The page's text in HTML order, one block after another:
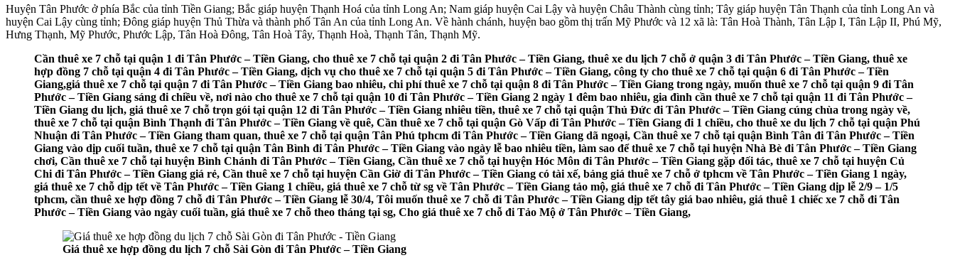
Huyện Tân Phước ở phía Bắc của tỉnh Tiền Giang; Bắc giáp huyện Thạnh Hoá của tỉnh Long An; Nam giáp huyện Cai Lậy và huyện Châu Thành cùng tỉnh; Tây giáp huyện Tân Thạnh của tỉnh Long An và
huyện Cai Lậy cùng tỉnh; Đông giáp huyện Thủ Thừa và thành phố Tân An của tỉnh Long An. Về hành chánh, huyện bao gồm thị trấn Mỹ Phước và 12 xã là: Tân Hoà Thành, Tân Lập I, Tân Lập II, Phú Mỹ,
Hưng Thạnh, Mỹ Phước, Phước Lập, Tân Hoà Đông, Tân Hoà Tây, Thạnh Hoà, Thạnh Tân, Thạnh Mỹ.
Cần thuê xe 7 chỗ tại quận 1 đi Tân Phước – Tiền Giang, cho thuê xe 7 chỗ tại quận 2 đi Tân Phước – Tiền Giang, thuê xe du lịch 7 chỗ ở quận 3 đi Tân Phước – Tiền Giang, thuê xe
hợp đồng 7 chỗ tại quận 4 đi Tân Phước – Tiền Giang, dịch vụ cho thuê xe 7 chỗ tại quận 5 đi Tân Phước – Tiền Giang, công ty cho thuê xe 7 chỗ tại quận 6 đi Tân Phước – Tiền
Giang,giá thuê xe 7 chỗ tại quận 7 đi Tân Phước – Tiền Giang bao nhiêu, chi phí thuê xe 7 chỗ tại quận 8 đi Tân Phước – Tiền Giang trong ngày, muốn thuê xe 7 chỗ tại quận 9 đi Tân
Phước – Tiền Giang sáng đi chiều về, nơi nào cho thuê xe 7 chỗ tại quận 10 đi Tân Phước – Tiền Giang 2 ngày 1 đêm bao nhiêu, gia đình cần thuê xe 7 chỗ tại quận 11 đi Tân Phước –
Tiền Giang du lịch, giá thuê xe 7 chỗ trọn gói tại quận 12 đi Tân Phước – Tiền Giang nhiêu tiền, thuê xe 7 chỗ tại quận Thủ Đức đi Tân Phước – Tiền Giang cúng chùa trong ngày về,
thuê xe 7 chỗ tại quận Bình Thạnh đi Tân Phước – Tiền Giang về quê, Cần thuê xe 7 chỗ tại quận Gò Vấp đi Tân Phước – Tiền Giang đi 1 chiều, cho thuê xe du lịch 7 chỗ tại quận Phú
Nhuận đi Tân Phước – Tiền Giang tham quan, thuê xe 7 chỗ tại quận Tân Phú tphcm đi Tân Phước – Tiền Giang dã ngoại, Cần thuê xe 7 chỗ tại quận Bình Tân đi Tân Phước – Tiền
Giang vào dịp cuối tuần, thuê xe 7 chỗ tại quận Tân Bình đi Tân Phước – Tiền Giang vào ngày lễ bao nhiêu tiền, làm sao để thuê xe 7 chỗ tại huyện Nhà Bè đi Tân Phước – Tiền Giang
chơi, Cần thuê xe 7 chỗ tại huyện Bình Chánh đi Tân Phước – Tiền Giang, Cần thuê xe 7 chỗ tại huyện Hóc Môn đi Tân Phước – Tiền Giang gặp đối tác, thuê xe 7 chỗ tại huyện Củ
Chi đi Tân Phước – Tiền Giang giá rẻ, Cần thuê xe 7 chỗ tại huyện Cần Giờ đi Tân Phước – Tiền Giang có tài xế, bảng giá thuê xe 7 chỗ ở tphcm về Tân Phước – Tiền Giang 1 ngày,
giá thuê xe 7 chỗ dịp tết về Tân Phước – Tiền Giang 1 chiều, giá thuê xe 7 chỗ từ sg về Tân Phước – Tiền Giang tảo mộ, giá thuê xe 7 chỗ đi Tân Phước – Tiền Giang dịp lễ 2/9 – 1/5
tphcm, cần thuê xe hợp đồng 7 chỗ đi Tân Phước – Tiền Giang lễ 30/4, Tôi muốn thuê xe 7 chỗ đi Tân Phước – Tiền Giang dịp tết tây giá bao nhiêu, giá thuê 1 chiếc xe 7 chỗ đi Tân
Phước – Tiền Giang vào ngày cuối tuần, giá thuê xe 7 chỗ theo tháng tại sg, Cho giá thuê xe 7 chỗ đi Tảo Mộ ở Tân Phước – Tiền Giang,
Giá thuê xe hợp đồng du lịch 7 chỗ Sài Gòn đi Tân Phước – Tiền Giang